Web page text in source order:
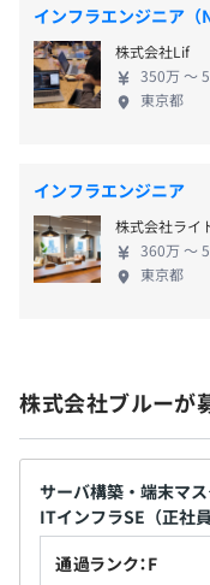
・通勤手当（上限月
・時間外手当
・職務手当
・資格手当
賞与：年2回（6月、
昇給：年1回（7月ま
※評価・業績により変
社会保険完備（健康
保険）
インフラエンジニア（
株式会社Lif
350万 〜
東京都
インフラエンジニア
株式会社ライ
360万 〜
東京都
株式会社ブルーが
サーバ構築・端末マ
ITインフラSE（正社員
通過ランク：F